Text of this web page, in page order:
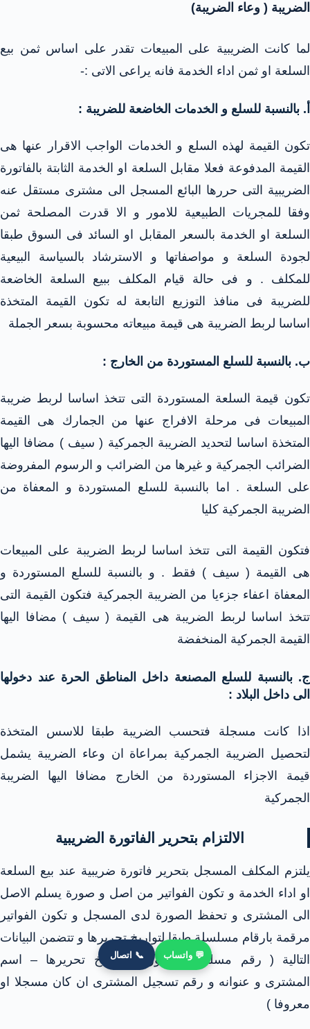
الضريبة ( وعاء الضريبة)
لما كانت الضريبية على المبيعات تقدر على اساس ثمن بيع
السلعة او ثمن اداء الخدمة فانه يراعى الاتى :-
‌أ. بالنسبة للسلع و الخدمات الخاضعة للضريبة :
تكون القيمة لهذه السلع و الخدمات الواجب الاقرار عنها هى
القيمة المدفوعة فعلا مقابل السلعة او الخدمة الثابتة بالفاتورة
الضريبية التى حررها البائع المسجل الى مشترى مستقل عنه
وفقا للمجريات الطبيعية للامور و الا قدرت المصلحة ثمن
السلعة او الخدمة بالسعر المقابل او السائد فى السوق طبقا
لجودة السلعة و مواصفاتها و الاسترشاد بالسياسة البيعية
للمكلف . و فى حالة قيام المكلف ببيع السلعة الخاضعة
للضريبة فى منافذ التوزيع التابعة له تكون القيمة المتخذة
اساسا لربط الضريبة هى قيمة مبيعاته محسوبة بسعر الجملة
‌ب. بالنسبة للسلع المستوردة من الخارج :
تكون قيمة السلعة المستوردة التى تتخذ اساسا لربط ضريبة
المبيعات فى مرحلة الافراج عنها من الجمارك هى القيمة
المتخذة اساسا لتحديد الضريبة الجمركية ( سيف ) مضافا اليها
الضرائب الجمركية و غيرها من الضرائب و الرسوم المفروضة
على السلعة . اما بالنسبة للسلع المستوردة و المعفاة من
الضريبة الجمركية كليا
فتكون القيمة التى تتخذ اساسا لربط الضريبة على المبيعات
هى القيمة ( سيف ) فقط . و بالنسبة للسلع المستوردة و
المعفاة اعفاء جزءيا من الضريبة الجمركية فتكون القيمة التى
تتخذ اساسا لربط الضريبة هى القيمة ( سيف ) مضافا اليها
القيمة الجمركية المنخفضة
‌ج. بالنسبة للسلع المصنعة داخل المناطق الحرة عند دخولها
الى داخل البلاد :
اذا كانت مسجلة فتحسب الضريبة طبقا للاسس المتخذة
لتحصيل الضريبة الجمركية بمراعاة ان وعاء الضريبة يشمل
قيمة الاجزاء المستوردة من الخارج مضافا اليها الضريبة
الجمركية
الالتزام بتحرير الفاتورة الضريبية
يلتزم المكلف المسجل بتحرير فاتورة ضريبية عند بيع السلعة
او اداء الخدمة و تكون الفواتير من اصل و صورة يسلم الاصل
الى المشترى و تحفظ الصورة لدى المسجل و تكون الفواتير
مرقمة بارقام مسلسلة طبقا لتواريخ تحريرها و تتضمن البيانات
التالية ( رقم مسلسل الفاتورة و تاريخ تحريرها – اسم
المشترى و عنوانه و رقم تسجيل المشترى ان كان مسجلا او
معروفا )
💬 واتساب 📞 اتصال